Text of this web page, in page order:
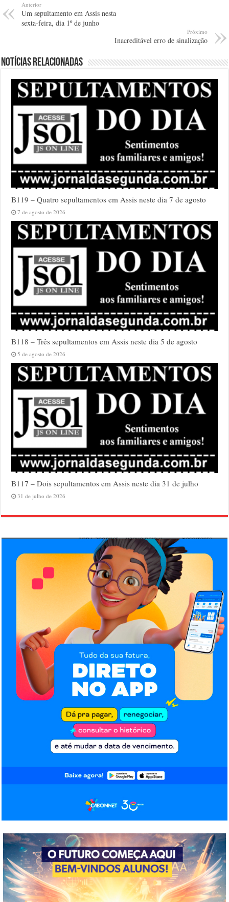
Anterior
Um sepultamento em Assis nesta
sexta-feira, dia 1º de junho
Próximo
Inacreditável erro de sinalização
Notícias relacionadas
B119 – Quatro sepultamentos em Assis neste dia 7 de agosto
7 de agosto de 2026
B118 – Três sepultamentos em Assis neste dia 5 de agosto
5 de agosto de 2026
B117 – Dois sepultamentos em Assis neste dia 31 de julho
31 de julho de 2026